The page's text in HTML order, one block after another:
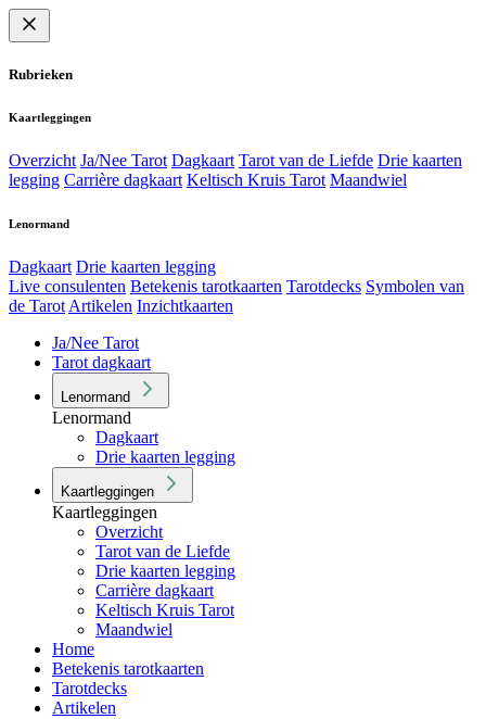
Rubrieken
Kaartleggingen
Overzicht Ja/Nee Tarot Dagkaart Tarot van de Liefde Drie kaarten
legging Carrière dagkaart Keltisch Kruis Tarot Maandwiel
Lenormand
Dagkaart Drie kaarten legging
Live consulenten Betekenis tarotkaarten Tarotdecks Symbolen van
de Tarot Artikelen Inzichtkaarten
Ja/Nee Tarot
Tarot dagkaart
Lenormand
Lenormand
Dagkaart
Drie kaarten legging
Kaartleggingen
Kaartleggingen
Overzicht
Tarot van de Liefde
Drie kaarten legging
Carrière dagkaart
Keltisch Kruis Tarot
Maandwiel
Home
Betekenis tarotkaarten
Tarotdecks
Artikelen